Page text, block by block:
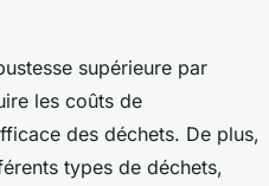
supérieure par
les coûts de
des déchets. De plus,
types de déchets,